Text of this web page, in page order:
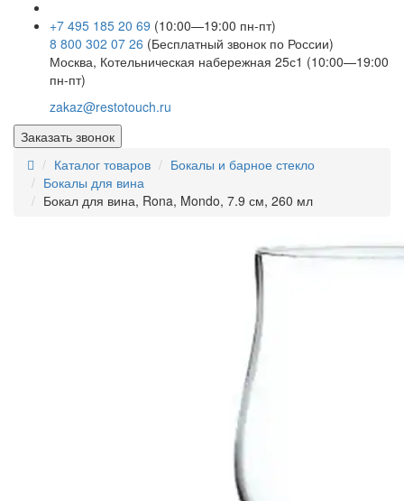
+7 495 185 20 69 (10:00—19:00 пн-пт)
8 800 302 07 26 (Бесплатный звонок по России)
Москва, Котельническая набережная 25с1 (10:00—19:00
пн-пт)
zakaz@restotouch.ru
Заказать звонок
Каталог товаров
Бокалы и барное стекло
Бокалы для вина
Бокал для вина, Rona, Mondo, 7.9 см, 260 мл